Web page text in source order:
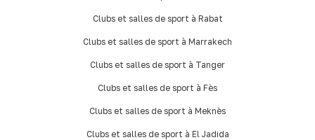
Clubs et salles de sport à Rabat
Clubs et salles de sport à Marrakech
Clubs et salles de sport à Tanger
Clubs et salles de sport à Fès
Clubs et salles de sport à Meknès
Clubs et salles de sport à El Jadida